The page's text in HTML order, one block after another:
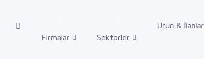
Firmalar Sektörler
Ürün & İlanlar